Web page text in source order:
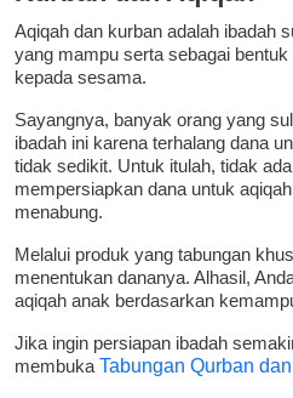
Aqiqah dan kurban adalah ibadah
yang mampu serta sebagai
kepada sesama.
Sayangnya, banyak orang yang
ibadah ini karena terhalang dana
tidak sedikit. Untuk itulah, tidak
mempersiapkan dana untuk
menabung.
Melalui produk yang tabungan
menentukan dananya. Alhasil,
aqiqah anak berdasarkan
Jika ingin persiapan ibadah
membuka Tabungan Qurban